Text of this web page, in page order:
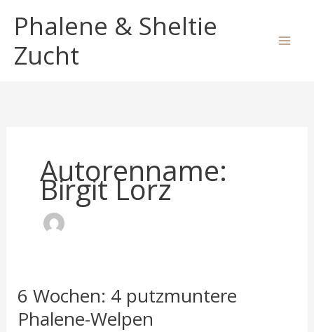
Inhalt
springen
Phalene & Sheltie
Zucht
Autorenname:
Birgit Lorz
6 Wochen: 4 putzmuntere
Phalene-Welpen